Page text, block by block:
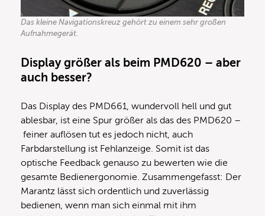
Das kleine Navigationskreuz gehört zu einem sehr großen
Aufnahmegerät.
Display größer als beim PMD620 – aber
auch besser?
Das Display des PMD661, wundervoll hell und gut
ablesbar, ist eine Spur größer als das des PMD620 –
feiner auflösen tut es jedoch nicht, auch
Farbdarstellung ist Fehlanzeige. Somit ist das
optische Feedback genauso zu bewerten wie die
gesamte Bedienergonomie. Zusammengefasst: Der
Marantz lässt sich ordentlich und zuverlässig
bedienen, wenn man sich einmal mit ihm